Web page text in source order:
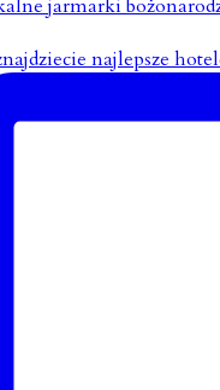
najlepsze